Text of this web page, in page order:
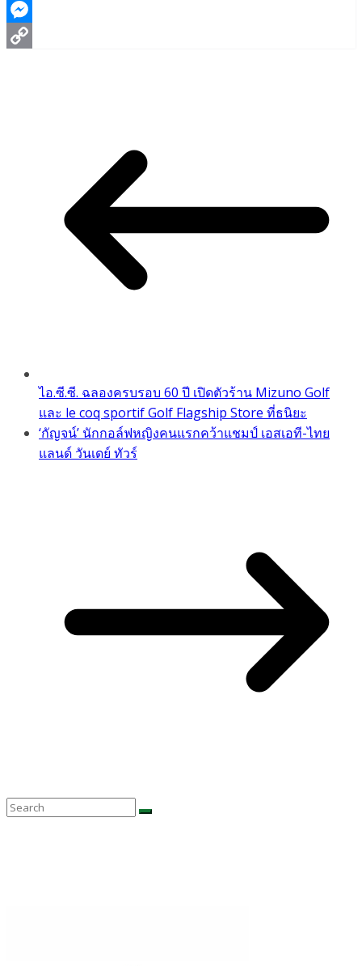
Facebook
Messenger
ไอ.ซี.ซี. ฉลองครบรอบ 60 ปี เปิดตัวร้าน Mizuno Golf
และ le coq sportif Golf Flagship Store ที่ธนิยะ
‘กัญจน์’ นักกอล์ฟหญิงคนแรกคว้าแชมป์ เอสเอที-ไทย
แลนด์ วันเดย์ ทัวร์